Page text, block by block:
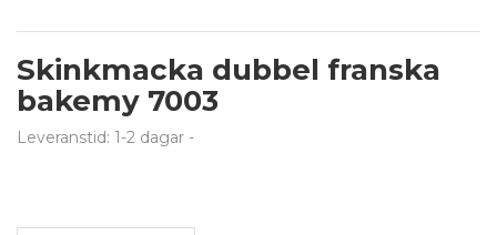
Skinkmacka dubbel franska
bakemy 7003
Leveranstid: 1-2 dagar -